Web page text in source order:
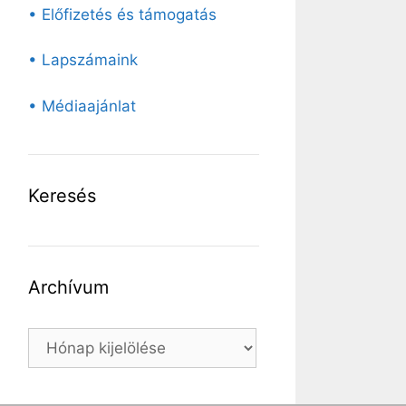
• Előfizetés és támogatás
• Lapszámaink
• Médiaajánlat
Keresés
Archívum
Archívum